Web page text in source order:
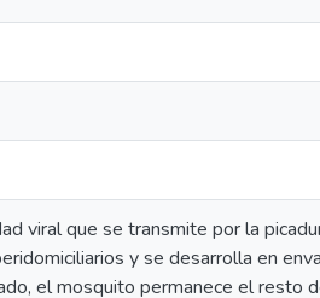
viral que se transmite por la
y se desarrolla en
el mosquito permanece el resto